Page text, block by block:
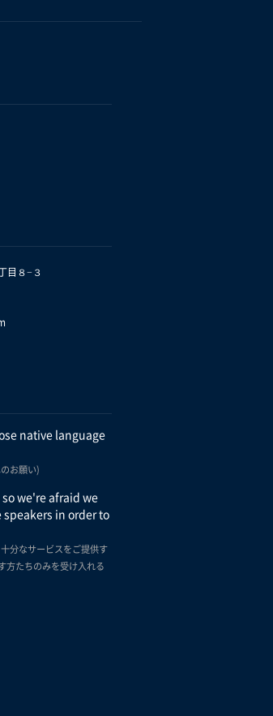
目８−３
native language
お願い)
we're afraid we
speakers in order to
分なサービスをご提供す
方たちのみを受け入れる